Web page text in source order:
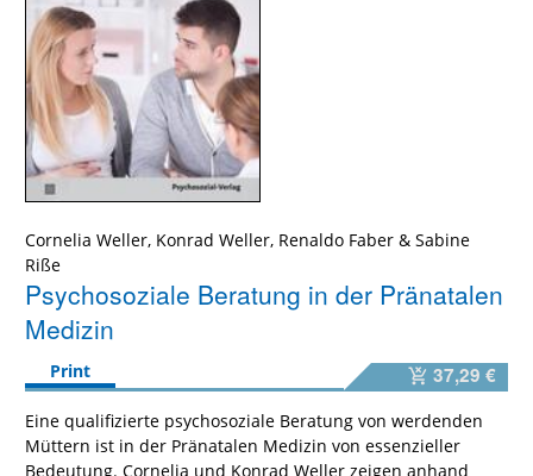
Cornelia Weller, Konrad Weller, Renaldo Faber & Sabine
Riße
Psychosoziale Beratung in der Pränatalen
Medizin
Print 37,29 €
Eine qualifizierte psychosoziale Beratung von werdenden
Müttern ist in der Pränatalen Medizin von essenzieller
Bedeutung. Cornelia und Konrad Weller zeigen anhand